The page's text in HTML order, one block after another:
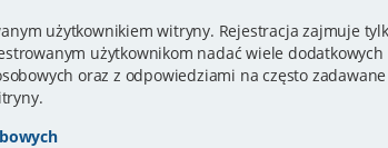
użytkownikiem witryny. Rejestracja zajmuje
użytkownikom nadać wiele
oraz z odpowiedziami na często